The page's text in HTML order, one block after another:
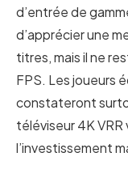
d’entrée de
d’apprécier une
titres, mais il ne
FPS. Les joueurs
constateront
téléviseur 4K
l’investissement